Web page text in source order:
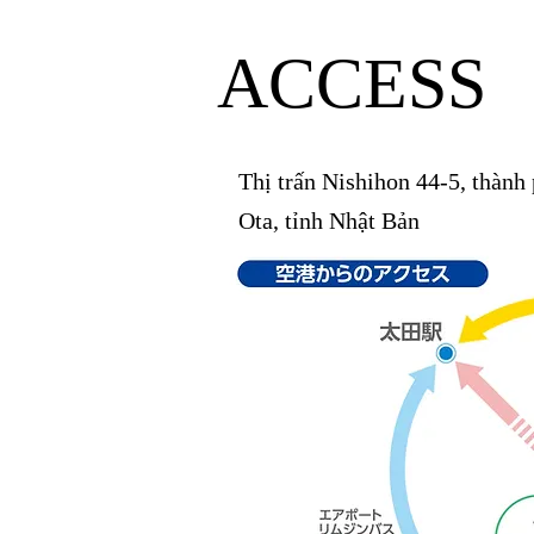
ACCESS
Thị trấn Nishihon 44-5, thành
Ota, tỉnh Nhật Bản